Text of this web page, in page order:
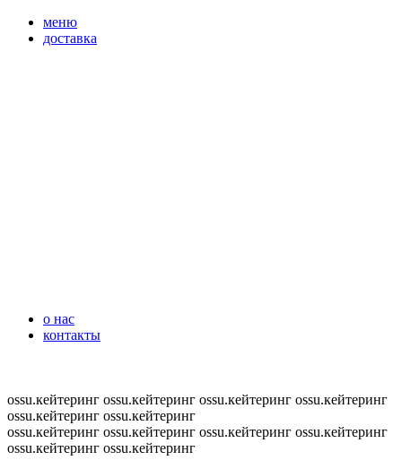
перейтименю
доставка
о нас
контакты
ossu.кейтеринг ossu.кейтеринг ossu.кейтеринг ossu.кейтеринг
ossu.кейтеринг ossu.кейтеринг
ossu.кейтеринг ossu.кейтеринг ossu.кейтеринг ossu.кейтеринг
ossu.кейтеринг ossu.кейтеринг